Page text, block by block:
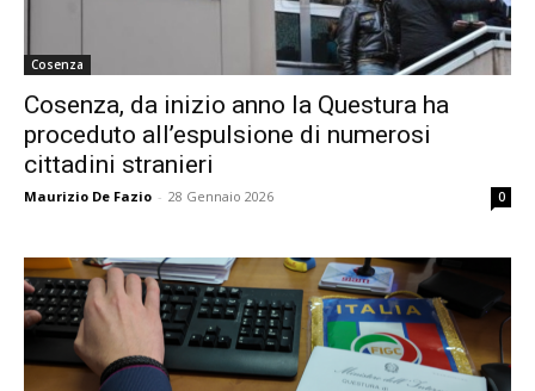
Cosenza
Cosenza, da inizio anno la Questura ha
proceduto all’espulsione di numerosi
cittadini stranieri
Maurizio De Fazio - 28 Gennaio 2026 0